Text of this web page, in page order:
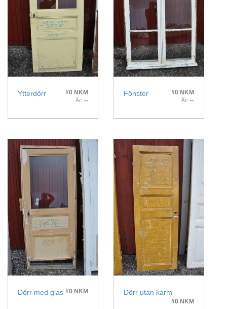
Ytterdörr #0 NKM
År: ---
Fönster #0 NKM
År: ---
Dörr med glas #0 NKM Dörr utan karm
#0 NKM